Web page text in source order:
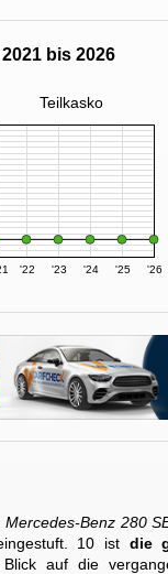
bis 2026
Teilkasko
'22 '23 '24 '25 '26
Mercedes-Benz 280
10 ist die
auf die